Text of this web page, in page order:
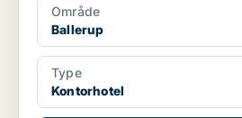
Område
Ballerup
Type
Kontorhotel